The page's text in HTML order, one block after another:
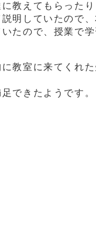
教えてもらったり
明していたので、
たので、授業で
教室に来てくれ
できたようです。